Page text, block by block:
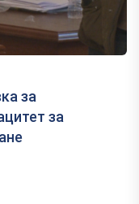
за
за